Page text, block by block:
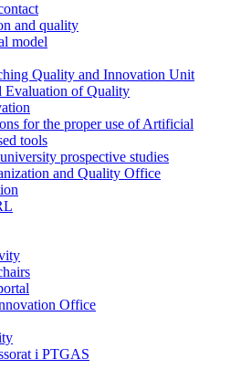
and quality
model
Quality and Innovation Unit
Evaluation of Quality
for the proper use of Artificial
tools
prospective studies
and Quality Office
Office
i PTGAS